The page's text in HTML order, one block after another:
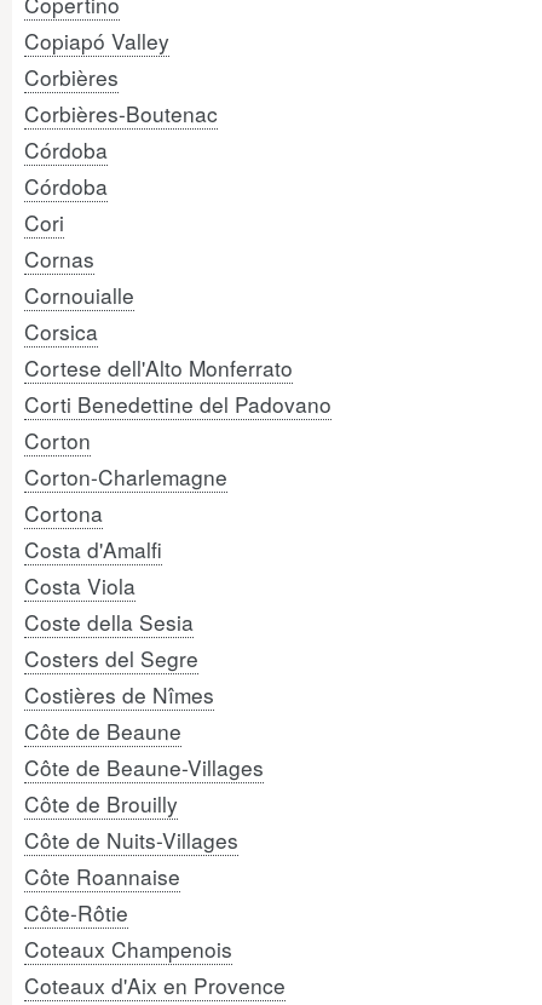
Copiapó Valley
Corbières
Corbières-Boutenac
Córdoba
Córdoba
Cori
Cornas
Cornouialle
Corsica
Cortese dell'Alto Monferrato
Corti Benedettine del Padovano
Corton
Corton-Charlemagne
Cortona
Costa d'Amalfi
Costa Viola
Coste della Sesia
Costers del Segre
Costières de Nîmes
Côte de Beaune
Côte de Beaune-Villages
Côte de Brouilly
Côte de Nuits-Villages
Côte Roannaise
Côte-Rôtie
Coteaux Champenois
Coteaux d'Aix en Provence